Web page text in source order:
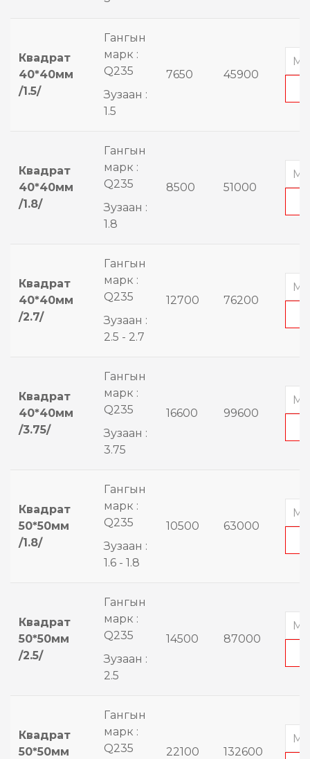
Квадрат
40*40мм
/1.5/
Гангын
марк :
Q235
Зузаан :
1.5
7650 45900
Квадрат
40*40мм
/1.8/
Гангын
марк :
Q235
Зузаан :
1.8
8500 51000
Квадрат
40*40мм
/2.7/
Гангын
марк :
Q235
Зузаан :
2.5 - 2.7
12700 76200
Квадрат
40*40мм
/3.75/
Гангын
марк :
Q235
Зузаан :
3.75
16600 99600
Квадрат
50*50мм
/1.8/
Гангын
марк :
Q235
Зузаан :
1.6 - 1.8
10500 63000
Квадрат
50*50мм
/2.5/
Гангын
марк :
Q235
Зузаан :
2.5
14500 87000
Квадрат
50*50мм
Гангын
марк :
Q235
22100 132600